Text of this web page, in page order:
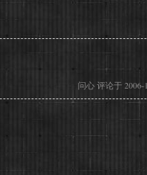
问心评论于